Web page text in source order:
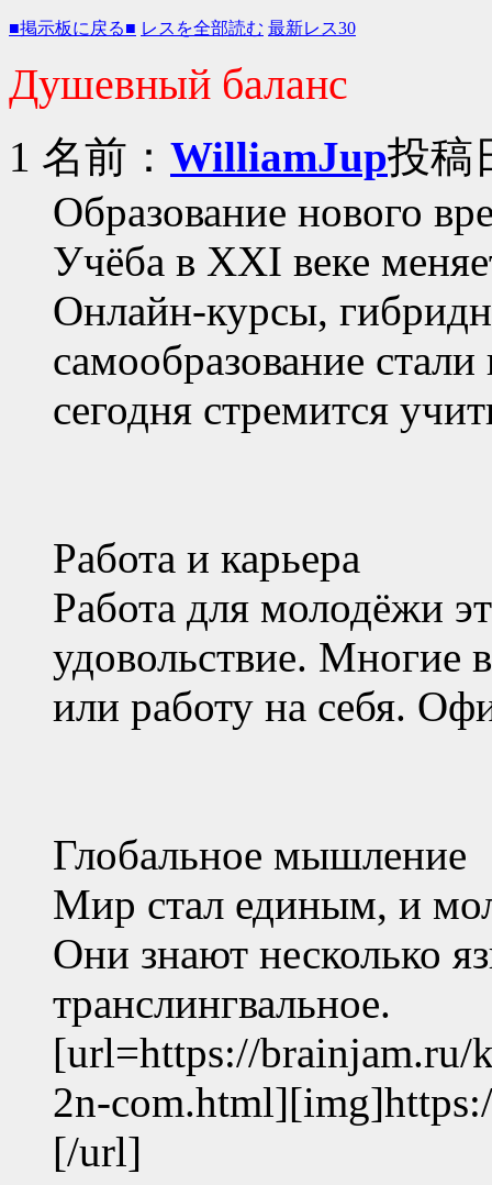
■掲示板に戻る■ レスを全部読む 最新レス30
Душевный баланс
1 名前： WilliamJup投稿
Образование нового
Учёба в XXI веке
Онлайн-курсы,
самообразование
сегодня стремится
Работа и карьера
Работа для молодёжи
удовольствие. Многие
или работу на себя.
Глобальное мышление
Мир стал единым, и
Они знают несколько
транслингвальное.
[url=https://brainjam.ru/
2n-
[/url]